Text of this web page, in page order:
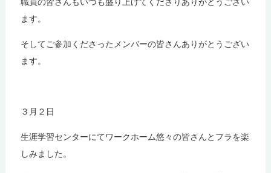
ます。
そしてご参加くださったメンバーの皆さんありがとうござい
ます。
３月２日
生涯学習センターにてワークホーム悠々の皆さんとフラを楽
しみました。